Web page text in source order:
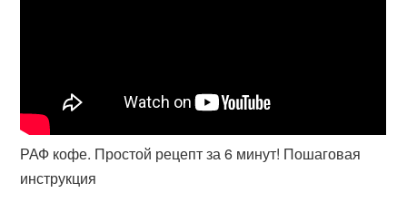
РАФ кофе. Простой рецепт за 6 минут! Пошаговая
инструкция